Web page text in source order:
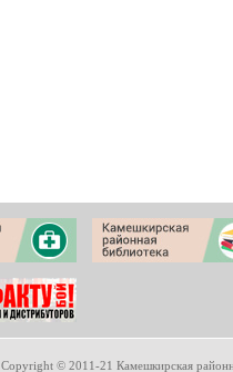
Copyright © 2011-21 Камешкирская